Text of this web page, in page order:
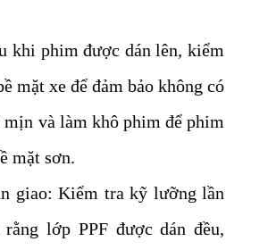
khi phim được dán lên, kiểm
mặt xe để đảm bảo không có
và làm khô phim để phim
mặt sơn.
giao: Kiểm tra kỹ lưỡng lần
lớp PPF được dán đều,